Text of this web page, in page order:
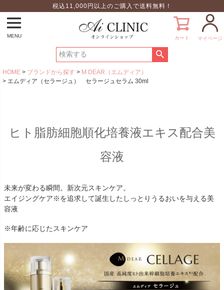
税込11,000円以上のご購入で送料無料！
MENU カート マイページ
HOME ブランドから探す
M DEAR（エムディア）
エムディア（セラージュ） セラージュセラム 30ml
ヒト脂肪細胞順化培養液エキス配合美
容液
未来が変わる瞬間。新次元スキンケア。
エイジングケア※を追求して誕生したしっとりうるおいを与える美
容液
※年齢に応じたスキンケア